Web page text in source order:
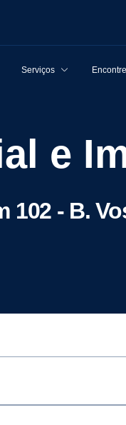
Serviços
e
102 - B.